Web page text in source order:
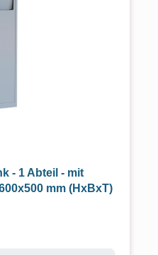
- 1 Abteil - mit
mm (HxBxT)